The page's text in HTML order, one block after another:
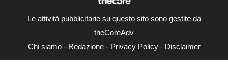
Le attività pubblicitarie su questo sito sono gestite da
theCoreAdv
Chi siamo- Redazione- Privacy Policy- Disclaimer